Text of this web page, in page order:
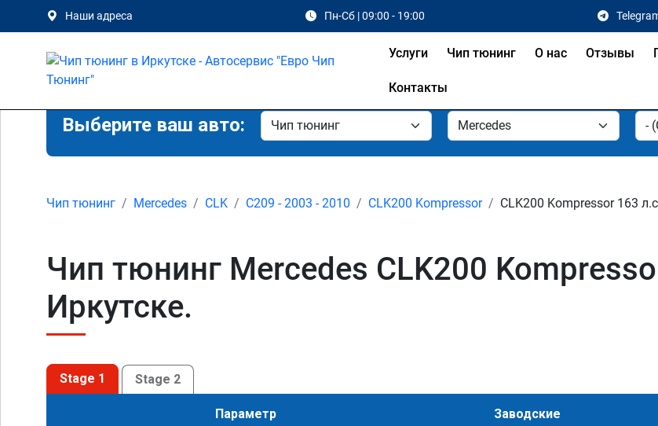
Наши адреса Пн-Сб | 09:00 - 19:00
Услуги Чип тюнинг О нас Отзывы
Контакты
Выберите ваш авто:
Чип тюнинг Mercedes CLK C209 - 2003 - 2010 CLK200 Kompressor CLK200 Kompressor 163 л.с
Чип тюнинг Mercedes CLK200
Иркутске.
Stage 1 Stage 2
Параметр Заводские